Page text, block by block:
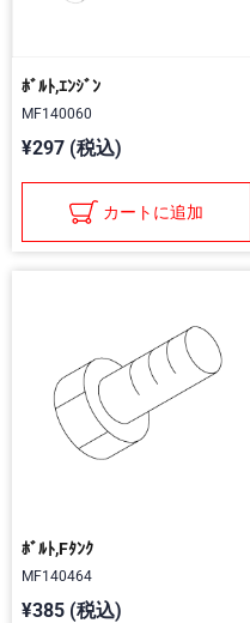
ﾎﾞﾙﾄ,ｴﾝｼﾞﾝ
MF140060
¥297 (税込)
カートに追加
ﾎﾞﾙﾄ,Fﾀﾝｸ
MF140464
¥385 (税込)